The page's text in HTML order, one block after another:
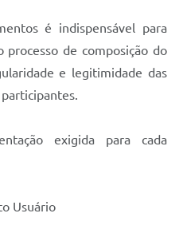
é indispensável para
processo de composição do
e legitimidade das
exigida para cada
Usuário